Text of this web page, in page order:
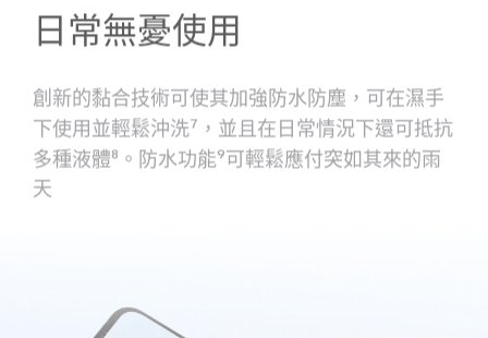
日常無憂使用
創新的黏合技術可使其加強防水防塵，可在濕手
下使用並輕鬆沖洗7 ，並且在日常情況下還可抵抗
多種液體8 。防水功能9可輕鬆應付突如其來的雨
天